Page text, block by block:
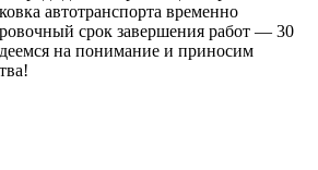
автотранспорта временно
срок завершения работ — 30
на понимание и приносим